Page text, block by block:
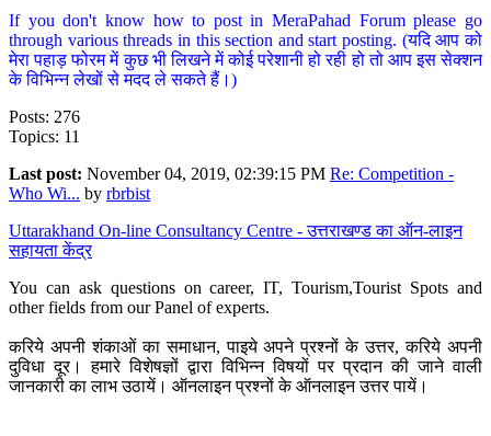
If you don't know how to post in MeraPahad Forum please go
through various threads in this section and start posting. (यदि आप को
मेरा पहाड़ फोरम में कुछ भी लिखने में कोई परेशानी हो रही हो तो आप इस सेक्शन
के विभिन्न लेखों से मदद ले सकते हैं।)
Posts: 276
Topics: 11
Last post: November 04, 2019, 02:39:15 PM Re: Competition -
Who Wi... by rbrbist
Uttarakhand On-line Consultancy Centre - उत्तराखण्ड का ऑन-लाइन
सहायता केंद्र
You can ask questions on career, IT, Tourism,Tourist Spots and
other fields from our Panel of experts.
करिये अपनी शंकाओं का समाधान, पाइये अपने प्रश्नों के उत्तर, करिये अपनी
दुविधा दूर। हमारे विशेषज्ञों द्वारा विभिन्न विषयों पर प्रदान की जाने वाली
जानकारी का लाभ उठायें। ऑनलाइन प्रश्नों के ऑनलाइन उत्तर पायें।